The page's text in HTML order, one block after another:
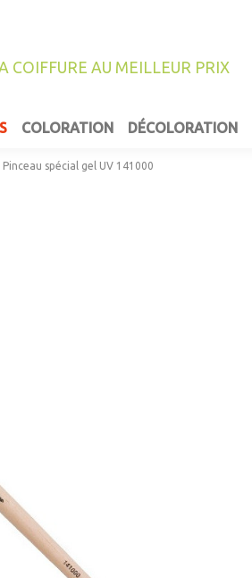
COIFFURE AU MEILLEUR PRIX
COLORATION DÉCOLORATION
Pinceau spécial gel UV 141000